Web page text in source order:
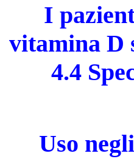
I
vitamina D
4.4
Uso